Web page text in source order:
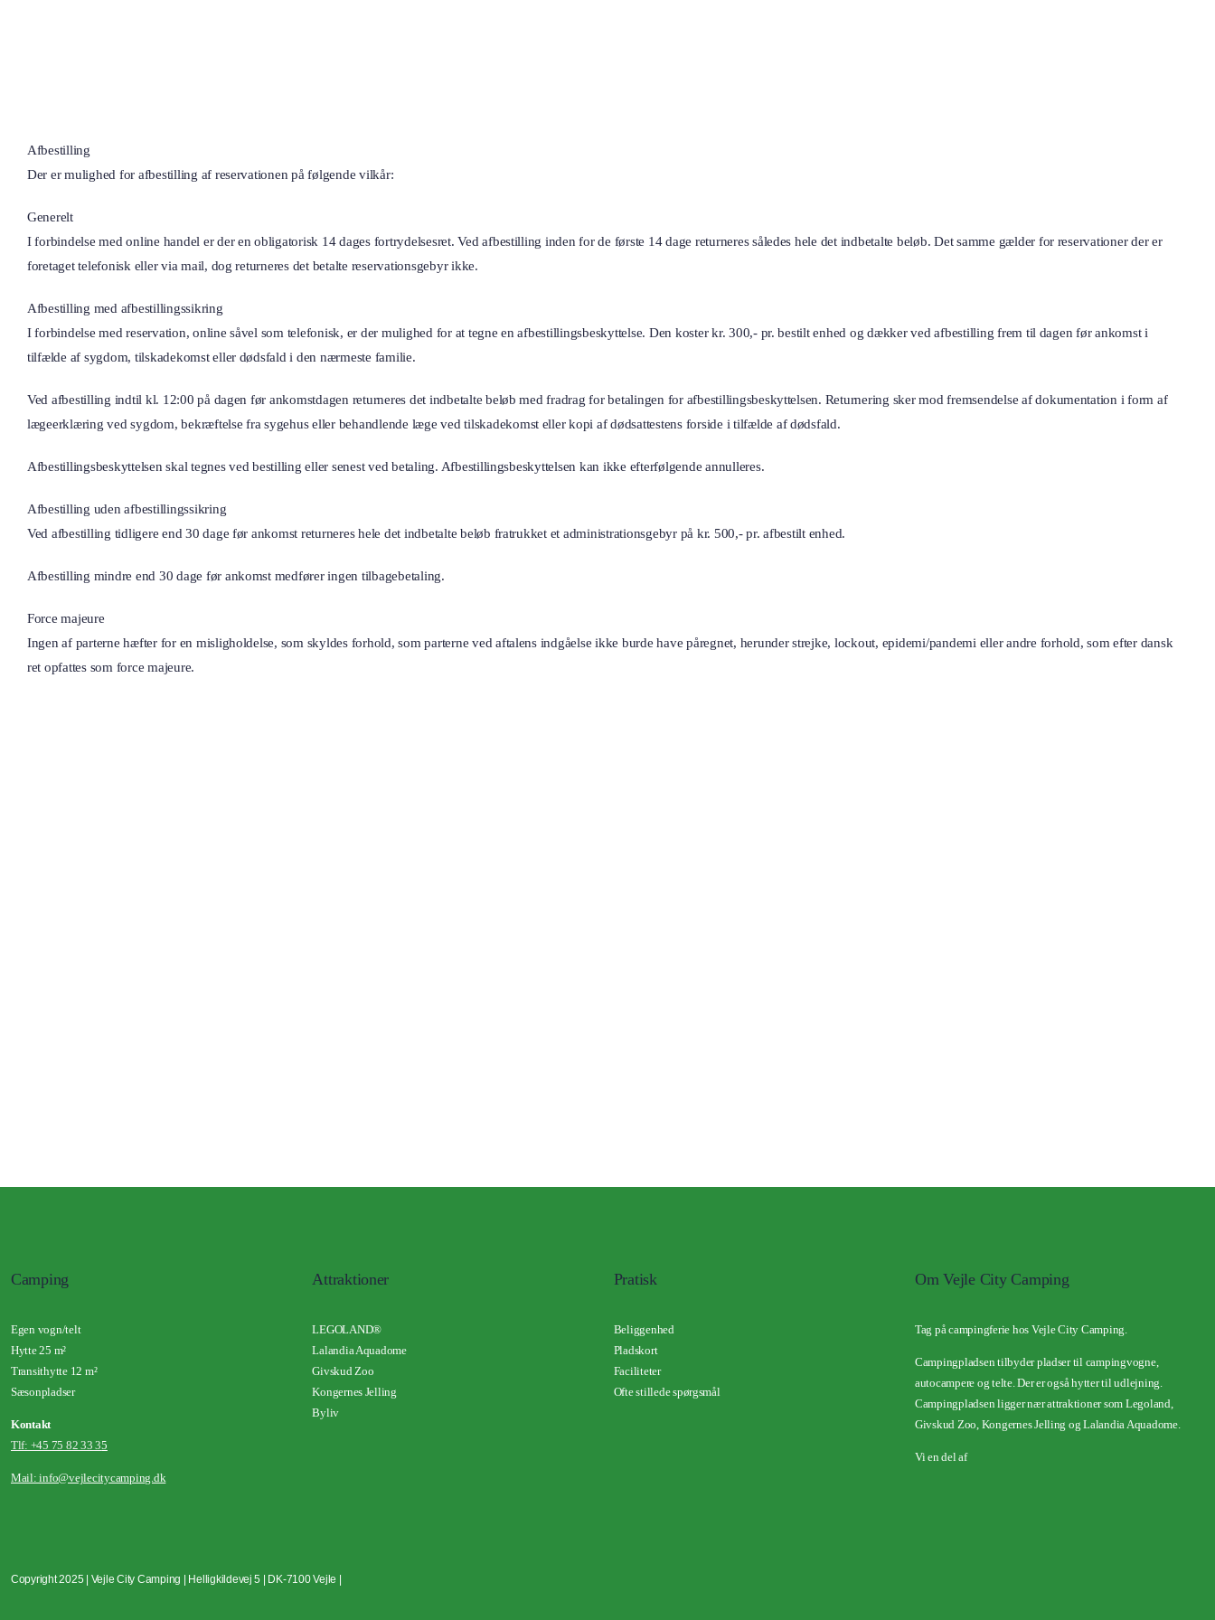
Afbestilling
Der er mulighed for afbestilling af reservationen på følgende vilkår:
Generelt
I forbindelse med online handel er der en obligatorisk 14 dages fortrydelsesret. Ved afbestilling inden for de første 14 dage returneres således hele det indbetalte beløb. Det samme gælder for reservationer der er
foretaget telefonisk eller via mail, dog returneres det betalte reservationsgebyr ikke.
Afbestilling med afbestillingssikring
I forbindelse med reservation, online såvel som telefonisk, er der mulighed for at tegne en afbestillingsbeskyttelse. Den koster kr. 300,- pr. bestilt enhed og dækker ved afbestilling frem til dagen før ankomst i
tilfælde af sygdom, tilskadekomst eller dødsfald i den nærmeste familie.
Ved afbestilling indtil kl. 12:00 på dagen før ankomstdagen returneres det indbetalte beløb med fradrag for betalingen for afbestillingsbeskyttelsen. Returnering sker mod fremsendelse af dokumentation i form af
lægeerklæring ved sygdom, bekræftelse fra sygehus eller behandlende læge ved tilskadekomst eller kopi af dødsattestens forside i tilfælde af dødsfald.
Afbestillingsbeskyttelsen skal tegnes ved bestilling eller senest ved betaling. Afbestillingsbeskyttelsen kan ikke efterfølgende annulleres.
Afbestilling uden afbestillingssikring
Ved afbestilling tidligere end 30 dage før ankomst returneres hele det indbetalte beløb fratrukket et administrationsgebyr på kr. 500,- pr. afbestilt enhed.
Afbestilling mindre end 30 dage før ankomst medfører ingen tilbagebetaling.
Force majeure
Ingen af parterne hæfter for en misligholdelse, som skyldes forhold, som parterne ved aftalens indgåelse ikke burde have påregnet, herunder strejke, lockout, epidemi/pandemi eller andre forhold, som efter dansk
ret opfattes som force majeure.
Camping
Egen vogn/telt
Hytte 25 m²
Transithytte 12 m²
Sæsonpladser
Kontakt
Tlf: +45 75 82 33 35
Mail: info@vejlecitycamping.dk
Attraktioner
LEGOLAND®
Lalandia Aquadome
Givskud Zoo
Kongernes Jelling
Byliv
Pratisk
Beliggenhed
Pladskort
Faciliteter
Ofte stillede spørgsmål
Om Vejle City Camping
Tag på campingferie hos Vejle City Camping.
Campingpladsen tilbyder pladser til campingvogne,
autocampere og telte. Der er også hytter til udlejning.
Campingpladsen ligger nær attraktioner som Legoland,
Givskud Zoo, Kongernes Jelling og Lalandia Aquadome.
Vi en del af
Copyright 2025 | Vejle City Camping | Helligkildevej 5 | DK-7100 Vejle |